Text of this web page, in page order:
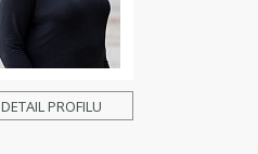
DETAIL PROFILU